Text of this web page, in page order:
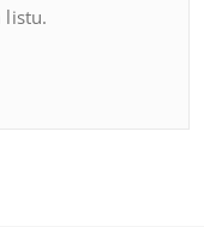
listu.